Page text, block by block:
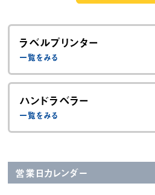
ラベルプリンター
ハンドラベラー
営業日カレンダー